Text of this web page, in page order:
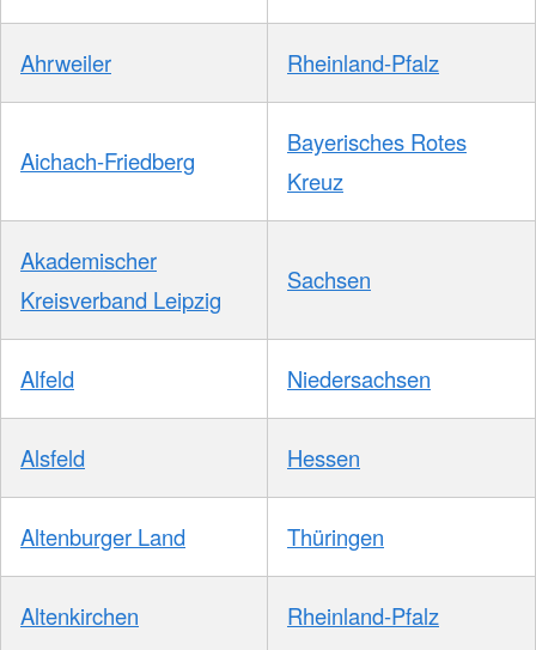
Ahrweiler Rheinland-Pfalz
Aichach-Friedberg
Bayerisches Rotes
Kreuz
Akademischer
Kreisverband Leipzig
Sachsen
Alfeld Niedersachsen
Alsfeld Hessen
Altenburger Land Thüringen
Altenkirchen Rheinland-Pfalz